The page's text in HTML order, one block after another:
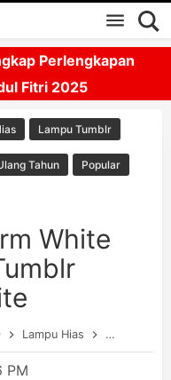
Perlengkapan
Fitri 2025
Lampu Tumblr
Tahun Popular
White
Lampu Hias Lampu
PM